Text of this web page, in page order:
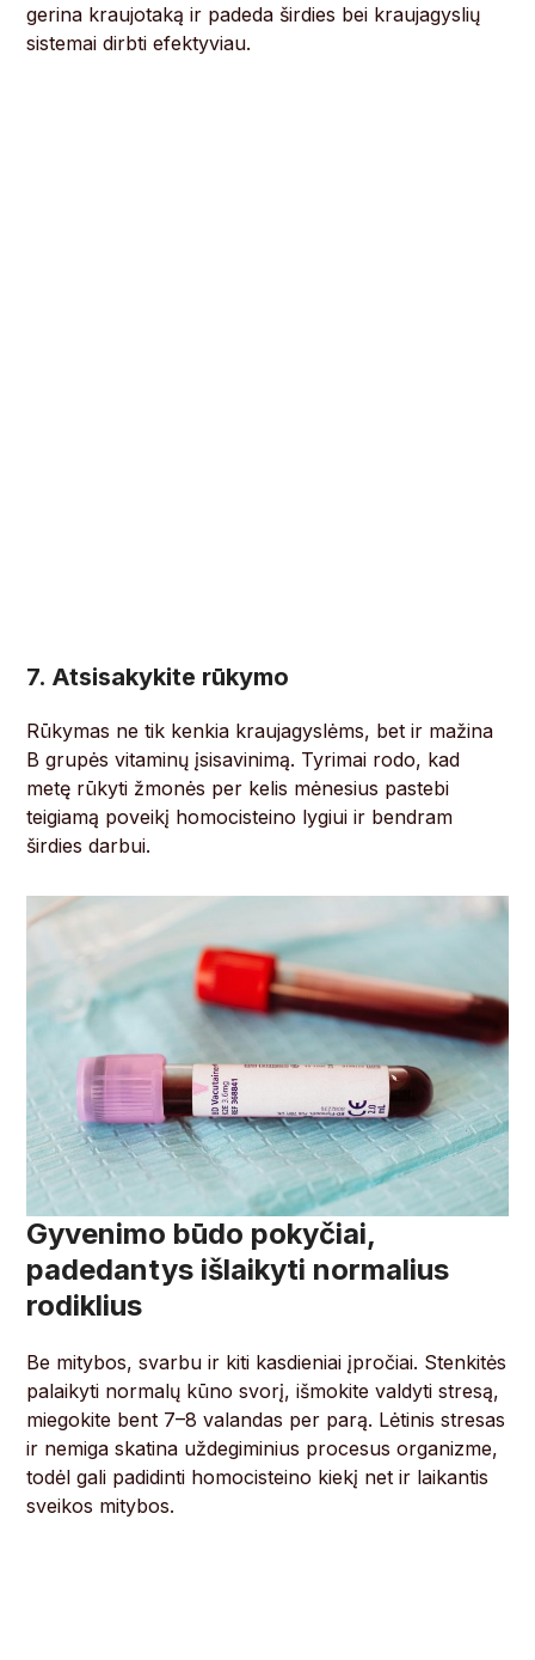
gerina kraujotaką ir padeda širdies bei kraujagyslių
sistemai dirbti efektyviau.
7. Atsisakykite rūkymo
Rūkymas ne tik kenkia kraujagyslėms, bet ir mažina
B grupės vitaminų įsisavinimą. Tyrimai rodo, kad
metę rūkyti žmonės per kelis mėnesius pastebi
teigiamą poveikį homocisteino lygiui ir bendram
širdies darbui.
Gyvenimo būdo pokyčiai,
padedantys išlaikyti normalius
rodiklius
Be mitybos, svarbu ir kiti kasdieniai įpročiai. Stenkitės
palaikyti normalų kūno svorį, išmokite valdyti stresą,
miegokite bent 7–8 valandas per parą. Lėtinis stresas
ir nemiga skatina uždegiminius procesus organizme,
todėl gali padidinti homocisteino kiekį net ir laikantis
sveikos mitybos.